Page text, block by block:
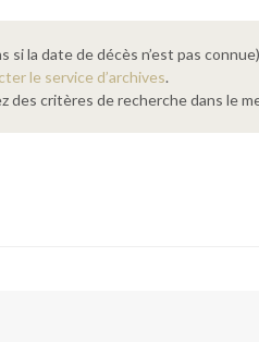
la date de décès n’est pas
le service d’archives.
des critères de recherche dans le